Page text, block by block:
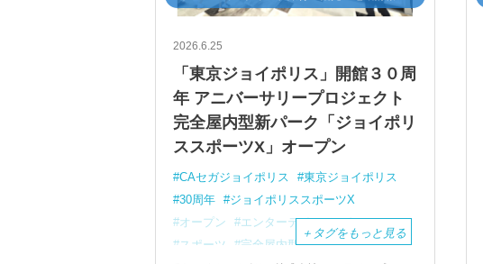
2026.6.25
「東京ジョイポリス」開館３０周
年 アニバーサリープロジェクト
完全屋内型新パーク「ジョイポリ
ススポーツX」オープン
CAセガジョイポリス
東京ジョイポリス
30周年
ジョイポリススポーツX
オープン
エンターテインメント
スポーツ
完全屋内型 お台場
＋ タグをもっと見る